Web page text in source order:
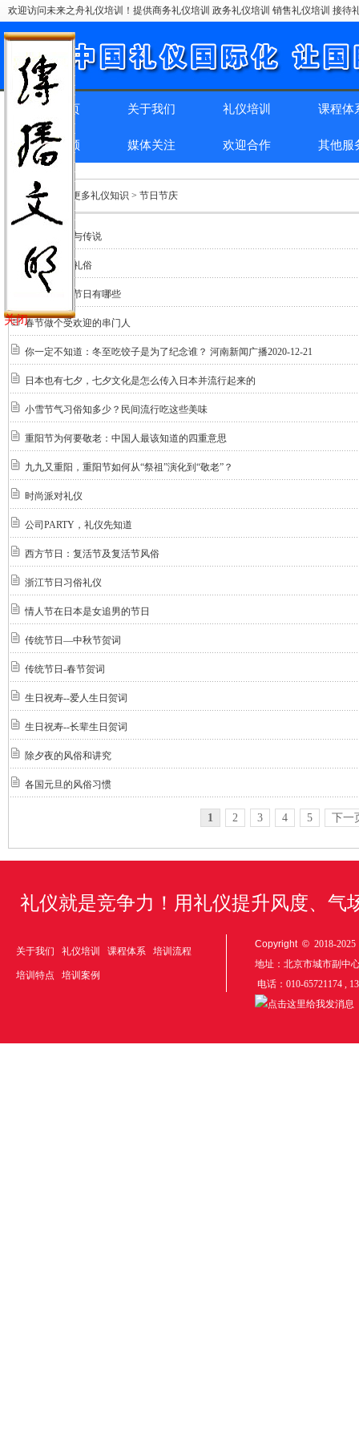
欢迎访问未来之舟礼仪培训！提供商务礼仪培训 政务礼仪培训 销售礼仪培训 接
网站首页 关于我们 礼仪培训 课程体
精彩回顾 媒体关注 欢迎合作 其他服
位置：首页 > 更多礼仪知识 > 节日节庆
春节的由来与传说
春节的红包礼俗
欧美国家的节日有哪些
春节做个受欢迎的串门人
你一定不知道：冬至吃饺子是为了纪念谁？ 河南新闻广播2020-12-21
日本也有七夕，七夕文化是怎么传入日本并流行起来的
小雪节气习俗知多少？民间流行吃这些美味
重阳节为何要敬老：中国人最该知道的四重意思
九九又重阳，重阳节如何从“祭祖”演化到“敬老”？
时尚派对礼仪
公司PARTY，礼仪先知道
西方节日：复活节及复活节风俗
浙江节日习俗礼仪
情人节在日本是女追男的节日
传统节日—中秋节贺词
传统节日-春节贺词
生日祝寿--爱人生日贺词
生日祝寿--长辈生日贺词
除夕夜的风俗和讲究
各国元旦的风俗习惯
1 2 3 4 5 下一
礼仪就是竞争力！用礼仪提升风度、气
关于我们 礼仪培训 课程体系 培训流程
培训特点 培训案例
Copyright © 2018-
地址：北京市城市副中
电话：010-65721174 ,
关闭